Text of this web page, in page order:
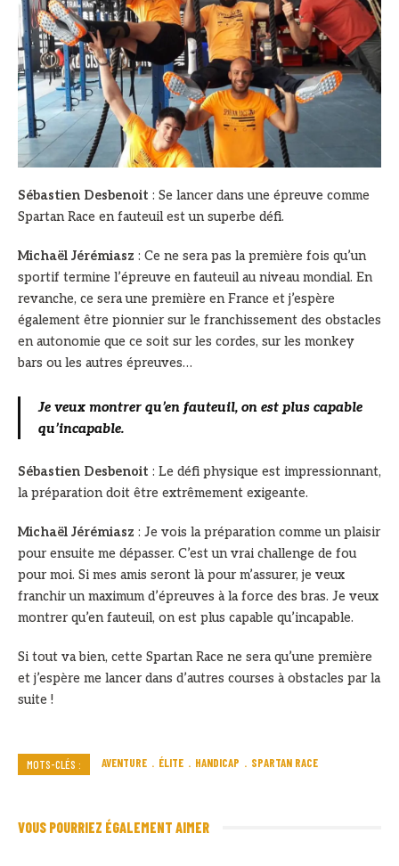
Sébastien Desbenoit : Se lancer dans une épreuve comme
Spartan Race en fauteuil est un superbe défi.
Michaël Jérémiasz : Ce ne sera pas la première fois qu’un
sportif termine l’épreuve en fauteuil au niveau mondial. En
revanche, ce sera une première en France et j’espère
également être pionnier sur le franchissement des obstacles
en autonomie que ce soit sur les cordes, sur les monkey
bars ou les autres épreuves…
Je veux montrer qu’en fauteuil, on est plus capable
qu’incapable.
Sébastien Desbenoit : Le défi physique est impressionnant,
la préparation doit être extrêmement exigeante.
Michaël Jérémiasz : Je vois la préparation comme un plaisir
pour ensuite me dépasser. C’est un vrai challenge de fou
pour moi. Si mes amis seront là pour m’assurer, je veux
franchir un maximum d’épreuves à la force des bras. Je veux
montrer qu’en fauteuil, on est plus capable qu’incapable.
Si tout va bien, cette Spartan Race ne sera qu’une première
et j’espère me lancer dans d’autres courses à obstacles par la
suite !
MOTS-CLÉS : AVENTURE ÉLITE HANDICAP SPARTAN RACE
VOUS POURRIEZ ÉGALEMENT AIMER